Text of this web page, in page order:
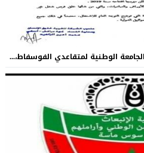
الوطنية لمتقاعدي الفوسفاط،...